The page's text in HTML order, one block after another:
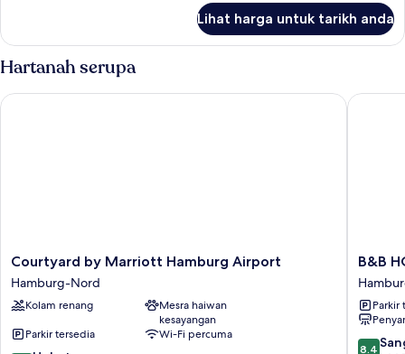
1
Lihat harga untuk tarikh anda
Hartanah serupa
Courtyard
by
Marriott
Hamburg
Hamburg-
Courtyard by Marriott Hamburg Airport
Hamburg-Nord
Kolam renang
Mesra haiwan
kesayangan
Parkir tersedia
Wi-Fi percuma
Courtyard by Marriott Hamburg Airport
B&B
HOTEL
Airport
Nord
B&B
Parkir
8.4
8.4
B&B